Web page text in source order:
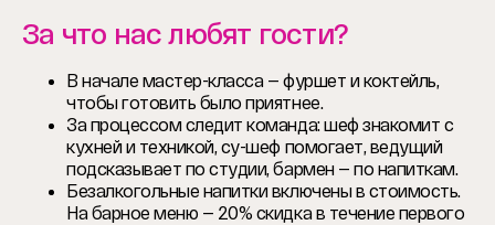
За что нас любят гости?
В начале мастер-класса — фуршет и коктейль,
чтобы готовить было приятнее.
За процессом следит команда: шеф знакомит с
кухней и техникой, су-шеф помогает, ведущий
подсказывает по студии, бармен — по напиткам.
Безалкогольные напитки включены в стоимость.
На барное меню — 20% скидка в течение первого